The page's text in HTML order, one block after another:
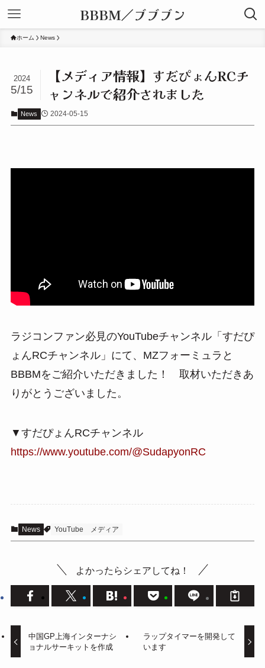
BBBM／ブブブン
ホーム News
【メディア情報】すだぴょんRCチ
ャンネルで紹介されました
2024
5/15
News 2024-05-15
ラジコンファン必見のYouTubeチャンネル「すだぴ
ょんRCチャンネル」にて、MZフォーミュラと
BBBMをご紹介いただきました！ 取材いただきあ
りがとうございました。
▼すだぴょんRCチャンネル
https://www.youtube.com/@SudapyonRC
News YouTube メディア
よかったらシェアしてね！
中国GP上海インターナシ
ョナルサーキットを作成
ラップタイマーを開発して
います